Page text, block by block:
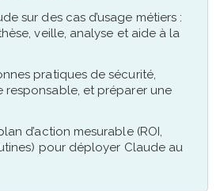
sur des cas d’usage métiers :
veille, analyse et aide à la
pratiques de sécurité,
responsable, et préparer une
d’action mesurable (ROI,
pour déployer Claude au